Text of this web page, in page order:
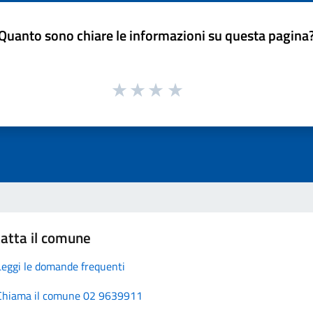
sono chiare le informazioni su questa
il comune
le domande frequenti
il comune 02 9639911